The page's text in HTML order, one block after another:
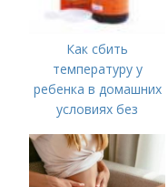
Как сбить
температуру у
ребенка в домашних
условиях без
причины высокой
температуры у